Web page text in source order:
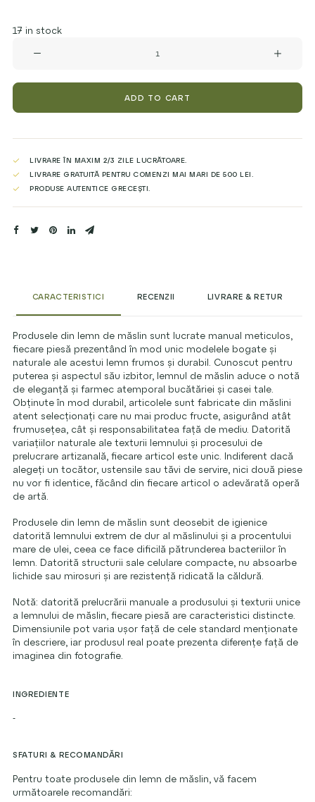
17 in stock
de
35
quantity
ADD TO CART
LIVRARE ÎN MAXIM 2/3 ZILE LUCRĂTOARE.
LIVRARE GRATUITĂ PENTRU COMENZI MAI MARI DE 500 LEI.
PRODUSE AUTENTICE GRECEȘTI.
CARACTERISTICI RECENZII LIVRARE & RETUR
Produsele din lemn de măslin sunt lucrate manual meticulos,
fiecare piesă prezentând în mod unic modelele bogate și
naturale ale acestui lemn frumos și durabil. Cunoscut pentru
puterea și aspectul său izbitor, lemnul de măslin aduce o notă
de eleganță și farmec atemporal bucătăriei și casei tale.
Obținute în mod durabil, articolele sunt fabricate din măslini
atent selecționați care nu mai produc fructe, asigurând atât
frumusețea, cât și responsabilitatea față de mediu. Datorită
variațiilor naturale ale texturii lemnului și procesului de
prelucrare artizanală, fiecare articol este unic. Indiferent dacă
alegeți un tocător, ustensile sau tăvi de servire, nici două piese
nu vor fi identice, făcând din fiecare articol o adevărată operă
de artă.
Produsele din lemn de măslin sunt deosebit de igienice
datorită lemnului extrem de dur al măslinului și a procentului
mare de ulei, ceea ce face dificilă pătrunderea bacteriilor în
lemn. Datorită structurii sale celulare compacte, nu absoarbe
lichide sau mirosuri și are rezistență ridicată la căldură.
Notă: datorită prelucrării manuale a produsului și texturii unice
a lemnului de măslin, fiecare piesă are caracteristici distincte.
Dimensiunile pot varia ușor față de cele standard menționate
în descriere, iar produsul real poate prezenta diferențe față de
imaginea din fotografie.
INGREDIENTE
-
SFATURI & RECOMANDĂRI
Pentru toate produsele din lemn de măslin, vă facem
următoarele recomandări: